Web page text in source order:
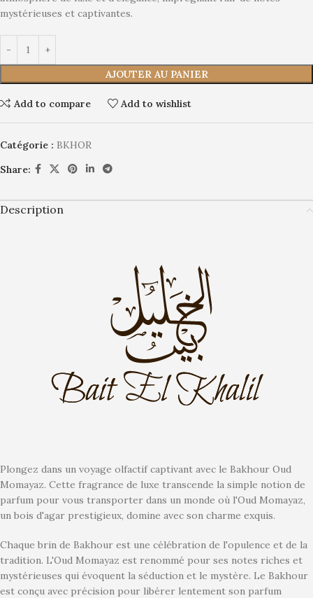
mystérieuses et captivantes.
AJOUTER AU PANIER
Add to compare Add to wishlist
Catégorie : BKHOR
Share:
Description
Plongez dans un voyage olfactif captivant avec le Bakhour Oud
Momayaz. Cette fragrance de luxe transcende la simple notion de
parfum pour vous transporter dans un monde où l'Oud Momayaz,
un bois d'agar prestigieux, domine avec son charme exquis.
Chaque brin de Bakhour est une célébration de l'opulence et de la
tradition. L'Oud Momayaz est renommé pour ses notes riches et
mystérieuses qui évoquent la séduction et le mystère. Le Bakhour
est conçu avec précision pour libérer lentement son parfum